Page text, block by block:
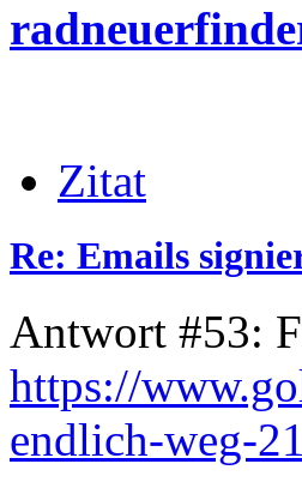
Zitat
Re: Emails
Antwort #53:
https://
endlich-weg-